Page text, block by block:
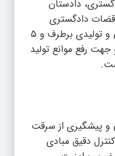
دادستان
قضات دادگستری
چناران، مشکلات واحدهای صنعتی و تولیدی برطرف و ۵
رفع موانع تولید
و پیشگیری از سرقت
دقیق مبادی